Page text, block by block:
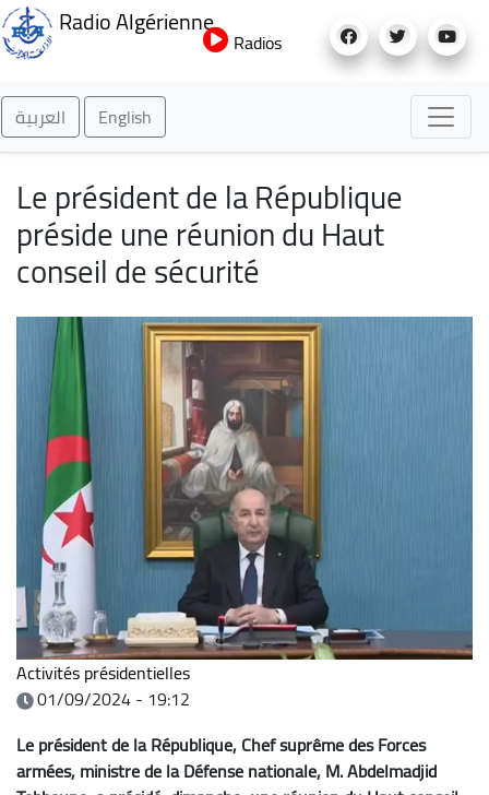
au
Radio Algérienne
Radios
العربية English
Le président de la République
préside une réunion du Haut
conseil de sécurité
Activités présidentielles
01/09/2024 - 19:12
Le président de la République, Chef suprême des Forces
armées, ministre de la Défense nationale, M. Abdelmadjid